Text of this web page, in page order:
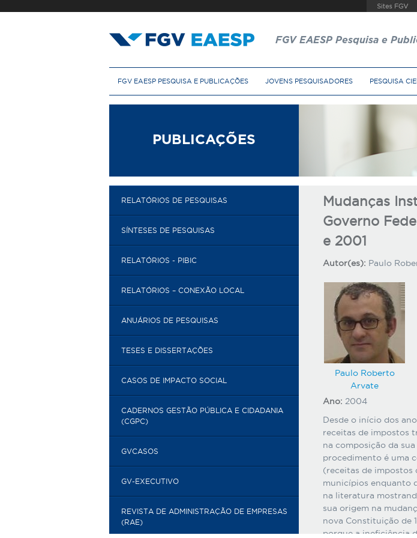
FGV EAESP Pesquisa e
n
c
i
a
FGV EAESP PESQUISA E PUBLICAÇÕES JOVENS PESQUISADORES PESQUISA
PUBLICAÇÕES
Mudanças
Governo
e 2001
Autor(es): Paulo
Paulo Roberto
Arvate
Ano: 2004
Desde o início dos
receitas de impostos
na composição da
procedimento é uma
(receitas de impostos
municípios enquanto
na literatura
sua origem na
nova Constituição de
porque a ineficiência
RELATÓRIOS DE PESQUISAS
SÍNTESES DE PESQUISAS
RELATÓRIOS - PIBIC
RELATÓRIOS – CONEXÃO LOCAL
ANUÁRIOS DE PESQUISAS
TESES E DISSERTAÇÕES
CASOS DE IMPACTO SOCIAL
CADERNOS GESTÃO PÚBLICA E CIDADANIA
(CGPC)
GVCASOS
GV-EXECUTIVO
REVISTA DE ADMINISTRAÇÃO DE EMPRESAS
(RAE)